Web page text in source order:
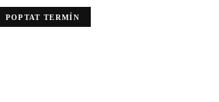
POPTAT TERMÍN